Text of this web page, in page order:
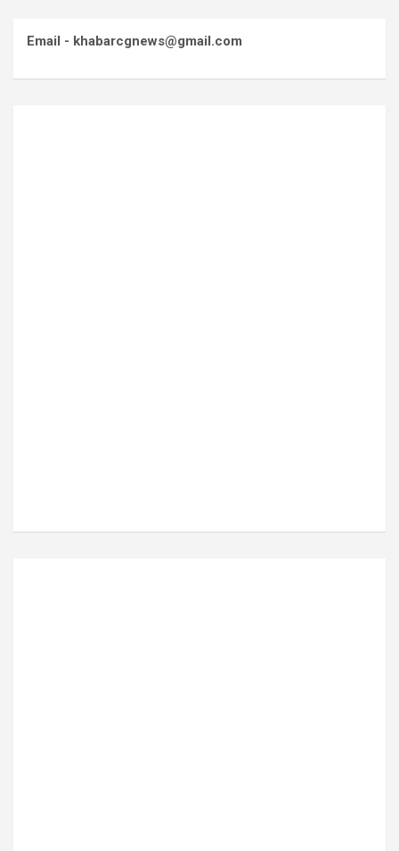
Email - khabarcgnews@gmail.com